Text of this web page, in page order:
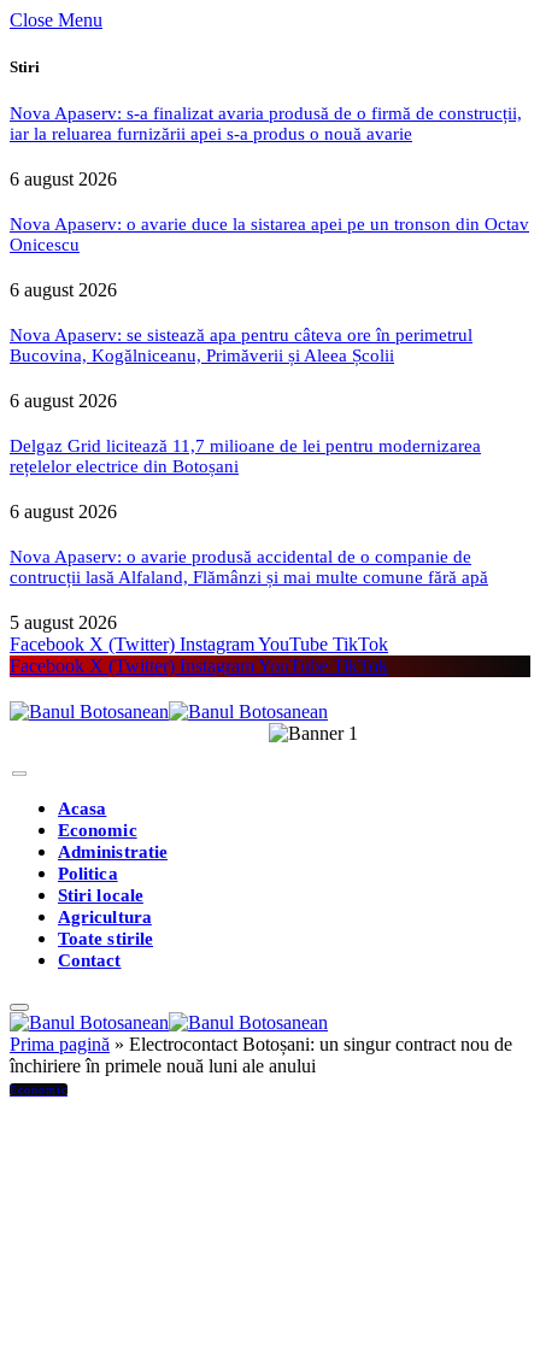
Close Menu
Stiri
Nova Apaserv: s-a finalizat avaria produsă de o firmă de construcții,
iar la reluarea furnizării apei s-a produs o nouă avarie
6 august 2026
Nova Apaserv: o avarie duce la sistarea apei pe un tronson din Octav
Onicescu
6 august 2026
Nova Apaserv: se sistează apa pentru câteva ore în perimetrul
Bucovina, Kogălniceanu, Primăverii și Aleea Școlii
6 august 2026
Delgaz Grid licitează 11,7 milioane de lei pentru modernizarea
rețelelor electrice din Botoșani
6 august 2026
Nova Apaserv: o avarie produsă accidental de o companie de
contrucții lasă Alfaland, Flămânzi și mai multe comune fără apă
5 august 2026
Facebook X (Twitter) InstagramYouTube TikTok
Facebook X (Twitter) InstagramYouTube TikTok
Acasa
Economic
Administratie
Politica
Stiri locale
Agricultura
Toate stirile
Contact
Prima pagină » Electrocontact Botoșani: un singur contract nou de
închiriere în primele nouă luni ale anului
Economic